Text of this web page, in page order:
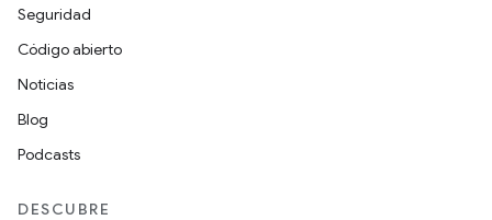
Seguridad
Código abierto
Noticias
Blog
Podcasts
DESCUBRE